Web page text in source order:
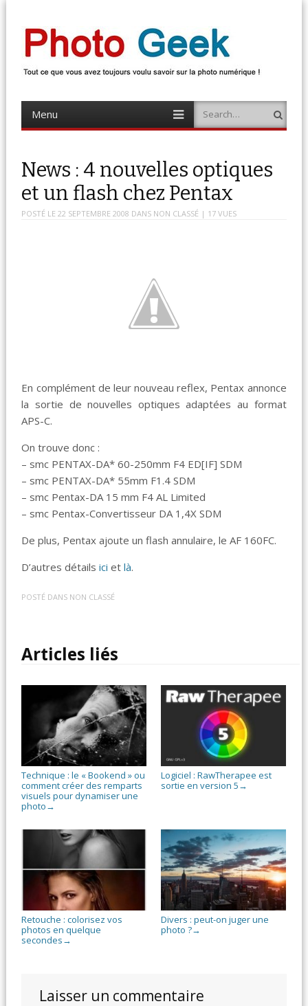
Photo Geek
Menu
content
Search
News : 4 nouvelles optiques
et un flash chez Pentax
POSTÉ LE 22 SEPTEMBRE 2008 DANS NON CLASSÉ | 17 VUES
En complément de leur nouveau reflex, Pentax annonce
la sortie de nouvelles optiques adaptées au format
APS-C.
On trouve donc :
– smc PENTAX-DA* 60-250mm F4 ED[IF] SDM
– smc PENTAX-DA* 55mm F1.4 SDM
– smc Pentax-DA 15 mm F4 AL Limited
– smc Pentax-Convertisseur DA 1,4X SDM
De plus, Pentax ajoute un flash annulaire, le AF 160FC.
D’autres détailsici etlà.
POSTÉ DANS NON CLASSÉ
Articles liés
Technique : le « Bookend » ou
comment créer des remparts
visuels pour dynamiser une
photo →
Logiciel : RawTherapee est
sortie en version 5 →
Retouche : colorisez vos
photos en quelque
secondes →
Divers : peut-on juger une
photo ?→
Laisser un commentaire